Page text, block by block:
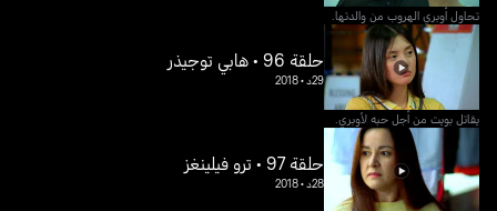
تحاول أوبري الهروب من والدتها.
حلقة 96 • هابي توجيذر
29د •
2018
يقاتل بويت من أجل حبه لأوبري.
حلقة 97 • ترو فيلينغز
28د •
2018